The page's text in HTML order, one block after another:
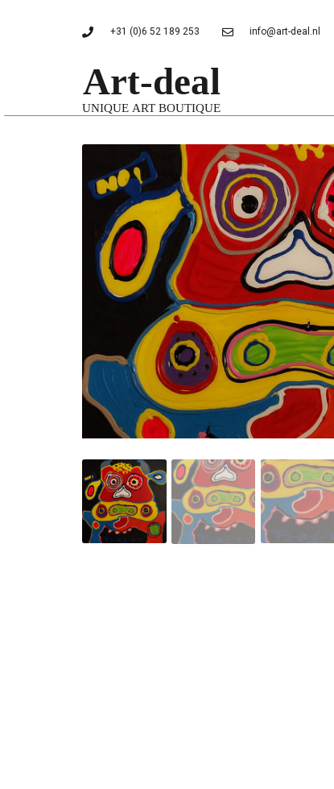
+31 (0)6 52 189 253 info@art-deal.nl